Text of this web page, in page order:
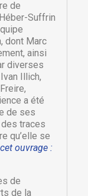
de
Suffrin
dont Marc
ainsi
diverses
Illich,
a été
de ses
traces
qu’elle se
ouvrage :
de
de la